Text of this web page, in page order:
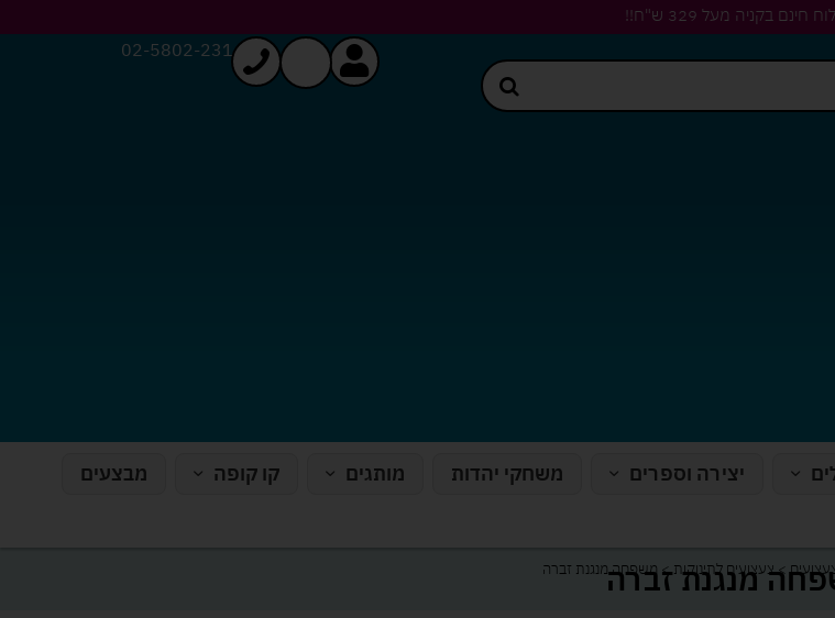
חינם בקניה מעל 329 ש"ח!!
02-5802-231
יצירה וספרים משחקי יהדות מותגים קו קופה
מבצעים
>צעצועים לתינוקות> משפחה מנגנת זברהמנגנת זברה